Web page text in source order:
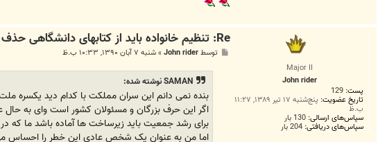
Major II
John rider
پست: 129
تاریخ عضویت: پنج‌شنبه ۱۷ تیر ۱۳۸۹, ۱۱:۲۷
ب.ظ
سپاس‌های ارسالی: 130 بار
سپاس‌های دریافتی: 204 بار
Re: تنظیم خانواده باید از کتابهای دانشگاهی حذف شود
توسطJohn rider
»شنبه ۷ آبان ۱۳۹۰, ۱۰:۳۳ ب.ظ
SAMAN نوشته شده:
بنده نمی دانم این سران مملکت با کدام دید یکسره ملت رو به افزایش
اگر این حرف بزرگان و مسئولان کشور است وای به حال
برای رشد جمعیت باید زیرساخت ها آماده باشد ما که در حال